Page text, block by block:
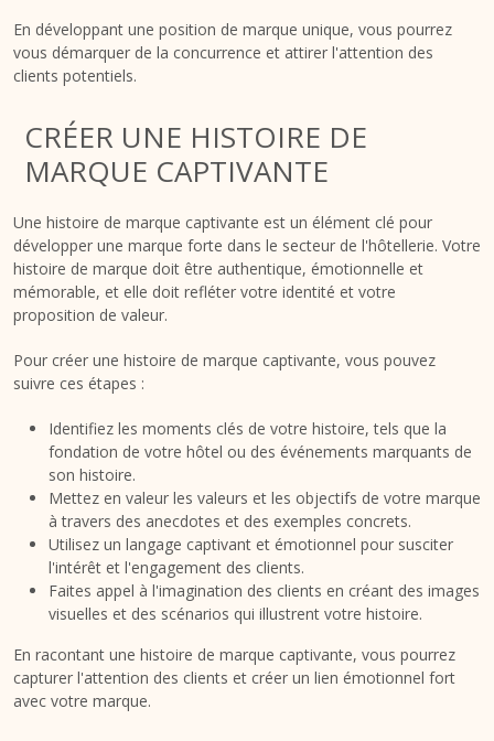
En développant une position de marque unique, vous pourrez
vous démarquer de la concurrence et attirer l'attention des
clients potentiels.
CRÉER UNE HISTOIRE DE
MARQUE CAPTIVANTE
Une histoire de marque captivante est un élément clé pour
développer une marque forte dans le secteur de l'hôtellerie. Votre
histoire de marque doit être authentique, émotionnelle et
mémorable, et elle doit refléter votre identité et votre
proposition de valeur.
Pour créer une histoire de marque captivante, vous pouvez
suivre ces étapes :
Identifiez les moments clés de votre histoire, tels que la
fondation de votre hôtel ou des événements marquants de
son histoire.
Mettez en valeur les valeurs et les objectifs de votre marque
à travers des anecdotes et des exemples concrets.
Utilisez un langage captivant et émotionnel pour susciter
l'intérêt et l'engagement des clients.
Faites appel à l'imagination des clients en créant des images
visuelles et des scénarios qui illustrent votre histoire.
En racontant une histoire de marque captivante, vous pourrez
capturer l'attention des clients et créer un lien émotionnel fort
avec votre marque.